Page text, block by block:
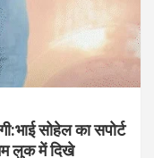
सोहेल का सपोर्ट
लुक में दिखे